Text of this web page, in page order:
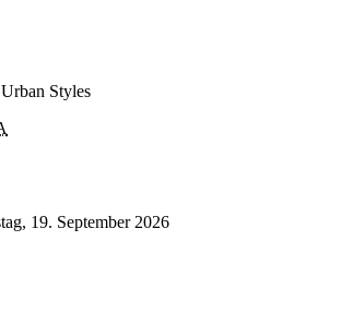
Styles
19. September 2026